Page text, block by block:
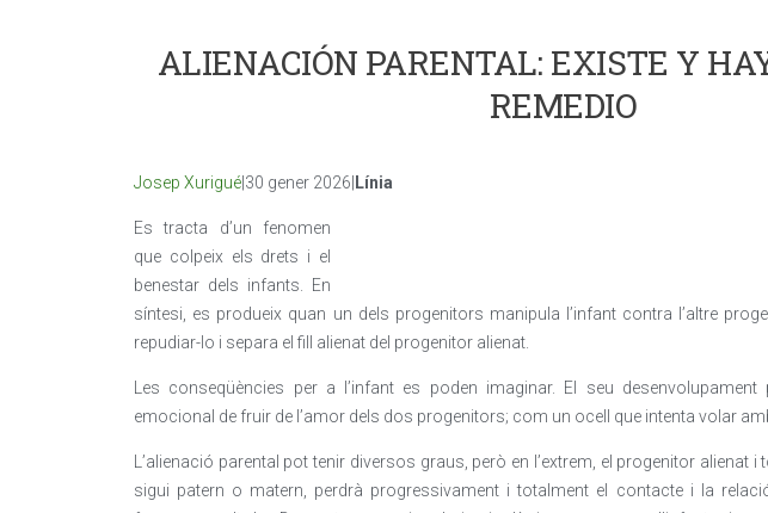
ALIENACIÓN PARENTAL: EXISTE Y
REMEDIO
Josep Xurigué |30 gener 2026| Línia
Es tracta d’un fenomen
que colpeix els drets i el
benestar dels infants. En
síntesi, es produeix quan un dels progenitors manipula l’infant contra l’altre
repudiar-lo i separa el fill alienat del progenitor alienat.
Les conseqüències per a l’infant es poden imaginar. El seu desenvolupament
emocional de fruir de l’amor dels dos progenitors; com un ocell que intenta volar
L’alienació parental pot tenir diversos graus, però en l’extrem, el progenitor alienat
sigui patern o matern, perdrà progressivament i totalment el contacte i la